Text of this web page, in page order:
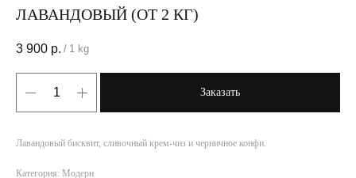
ЛАВАНДОВЫЙ (ОТ 2 КГ)
3 900 р. / 1 kg
Заказать
Лавандовый бисквит, сливочный крем-чиз и черничное конфи.
Категория: Модерн